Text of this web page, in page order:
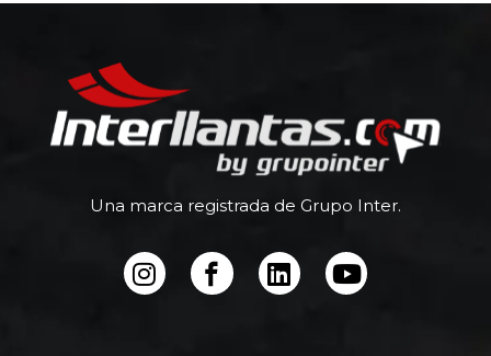
Una marca registrada de Grupo Inter.